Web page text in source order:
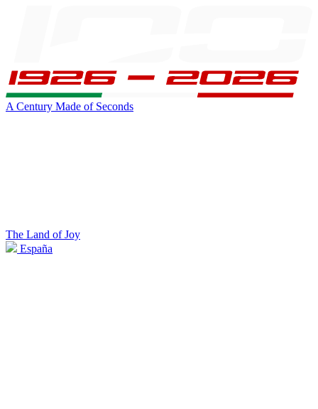
A Century Made of Seconds
The Land of Joy
España